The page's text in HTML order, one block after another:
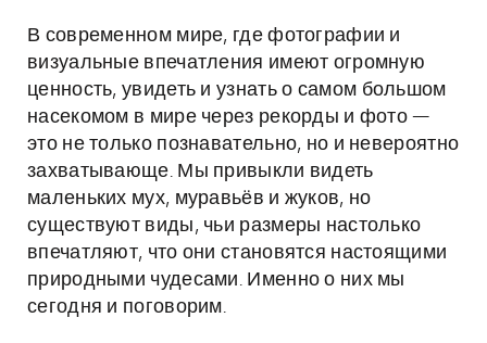
В современном мире, где фотографии и
визуальные впечатления имеют огромную
ценность, увидеть и узнать о самом большом
насекомом в мире через рекорды и фото —
это не только познавательно, но и невероятно
захватывающе. Мы привыкли видеть
маленьких мух, муравьёв и жуков, но
существуют виды, чьи размеры настолько
впечатляют, что они становятся настоящими
природными чудесами. Именно о них мы
сегодня и поговорим.